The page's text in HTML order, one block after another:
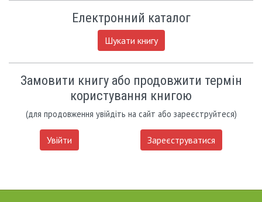
Електронний каталог
Шукати книгу
Замовити книгу або продовжити термін
користування книгою
(для продовження увійдіть на сайт або зареєструйтеся)
Увійти Зареєструватися